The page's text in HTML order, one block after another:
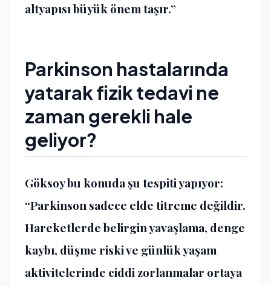
altyapısı büyük önem taşır.”
Parkinson hastalarında
yatarak fizik tedavi ne
zaman gerekli hale
geliyor?
Göksoy bu konuda şu tespiti yapıyor:
“Parkinson sadece elde titreme değildir.
Hareketlerde belirgin yavaşlama, denge
kaybı, düşme riski ve günlük yaşam
aktivitelerinde ciddi zorlanmalar ortaya